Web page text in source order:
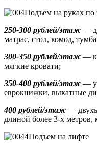
Подъем на руках по
250-300 рублей/этаж —
матрас, стол, комод,
300-350 рублей/этаж —
мягкие кровати;
350-400 рублей/этаж —
еврокнижки, выкатные
400 рублей/этаж —
длиной более 3-х метров,
Подъем на лифте